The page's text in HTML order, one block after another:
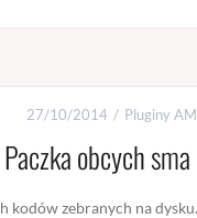
27/10/2014 Pluginy
Paczka obcych
kodów zebranych na